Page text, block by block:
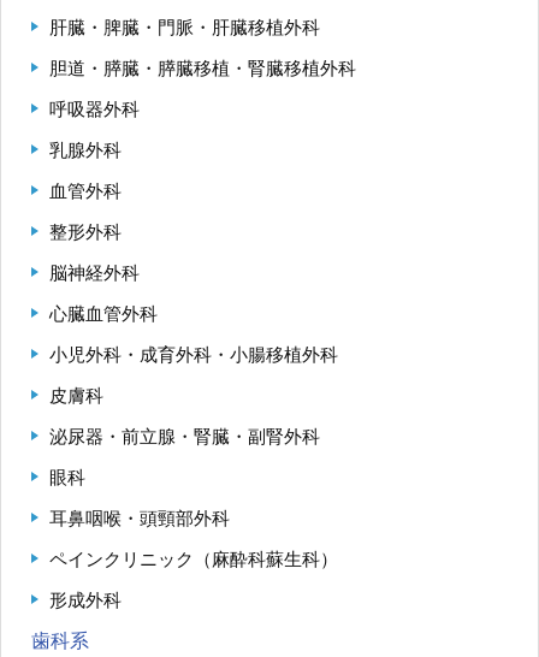
九州大学
肝臓・脾臓・門脈・肝臓移植外科
胆道・膵臓・膵臓移植・腎臓移植外科
呼吸器外科
乳腺外科
血管外科
整形外科
脳神経外科
心臓血管外科
小児外科・成育外科・小腸移植外科
皮膚科
泌尿器・前立腺・腎臓・副腎外科
眼科
耳鼻咽喉・頭頸部外科
ペインクリニック（麻酔科蘇生科）
形成外科
歯科系